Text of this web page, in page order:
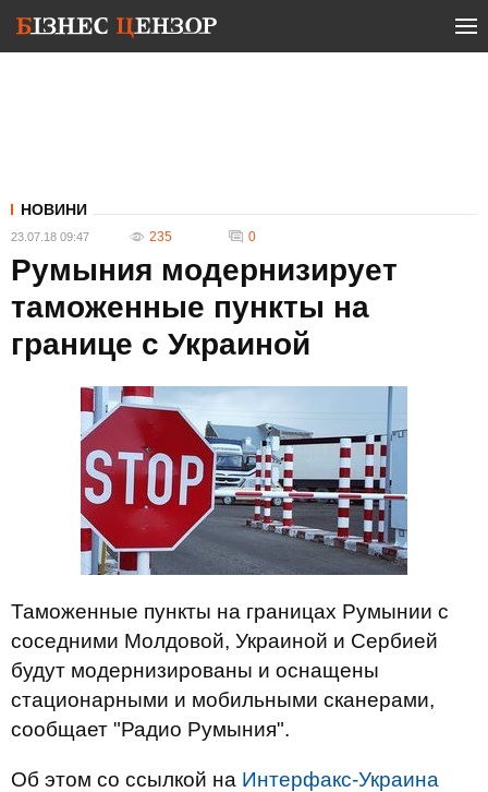
НОВИНИ
23.07.18 09:47 235 0
Румыния модернизирует
таможенные пункты на
границе с Украиной
Таможенные пункты на границах Румынии с
соседними Молдовой, Украиной и Сербией
будут модернизированы и оснащены
стационарными и мобильными сканерами,
сообщает "Радио Румыния".
Об этом со ссылкой на Интерфакс-Украина